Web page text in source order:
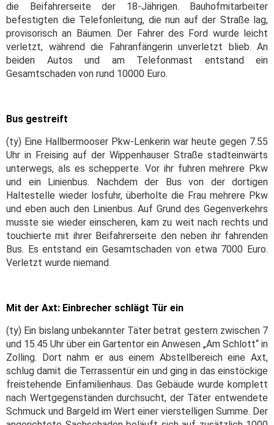
die Beifahrerseite der 18-Jährigen. Bauhofmitarbeiter
befestigten die Telefonleitung, die nun auf der Straße lag,
provisorisch an Bäumen. Der Fahrer des Ford wurde leicht
verletzt, während die Fahranfängerin unverletzt blieb. An
beiden Autos und am Telefonmast entstand ein
Gesamtschaden von rund 10000 Euro.
Bus gestreift
(ty) Eine Hallbermooser Pkw-Lenkerin war heute gegen 7.55
Uhr in Freising auf der Wippenhauser Straße stadteinwärts
unterwegs, als es schepperte. Vor ihr fuhren mehrere Pkw
und ein Linienbus. Nachdem der Bus von der dortigen
Haltestelle wieder losfuhr, überholte die Frau mehrere Pkw
und eben auch den Linienbus. Auf Grund des Gegenverkehrs
musste sie wieder einscheren, kam zu weit nach rechts und
touchierte mit ihrer Beifahrerseite den neben ihr fahrenden
Bus. Es entstand ein Gesamtschaden von etwa 7000 Euro.
Verletzt wurde niemand.
Mit der Axt: Einbrecher schlägt Tür ein
(ty) Ein bislang unbekannter Täter betrat gestern zwischen 7
und 15.45 Uhr über ein Gartentor ein Anwesen „Am Schlott“ in
Zolling. Dort nahm er aus einem Abstellbereich eine Axt,
schlug damit die Terrassentür ein und ging in das einstöckige
freistehende Einfamilienhaus. Das Gebäude wurde komplett
nach Wertgegenständen durchsucht, der Täter entwendete
Schmuck und Bargeld im Wert einer vierstelligen Summe. Der